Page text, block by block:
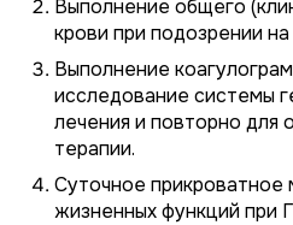
Выполнение общего
крови при подозрении
Выполнение
исследование системы
лечения и повторно для
терапии.
Суточное прикроватное
жизненных функций при